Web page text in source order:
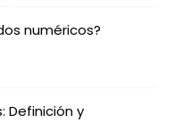
numéricos?
Definición y